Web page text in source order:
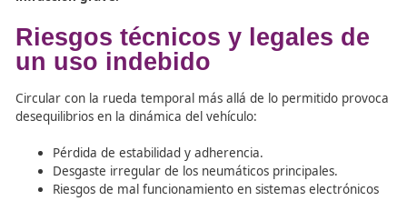
normativa y comprometer seriamente la seguridad vial.
hecho, la Dirección General de Tráfico (DGT) recuerda
aunque no es obligatorio llevar una rueda completa, sí
contar con algún sistema alternativo como kit
neumáticos run-flat. Eluso indebido
infracción grave.